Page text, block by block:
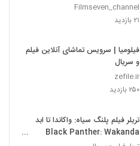
Filmseven_channel
۲۱ بازدید
فیلومیا | سرویس تماشای آنلاین فیلم
و سریال
zefile.ir
۲۵۰ بازدید
تریلر فیلم پلنگ سیاه: واکاندا تا ابد
Black Panther: Wakanda